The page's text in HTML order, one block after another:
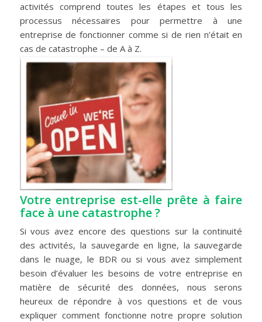
activités comprend toutes les étapes et tous les
processus nécessaires pour permettre à une
entreprise de fonctionner comme si de rien n’était en
cas de catastrophe – de A à Z.
Votre entreprise est-elle prête à faire
face à une catastrophe ?
Si vous avez encore des questions sur la continuité
des activités, la sauvegarde en ligne, la sauvegarde
dans le nuage, le BDR ou si vous avez simplement
besoin d’évaluer les besoins de votre entreprise en
matière de sécurité des données, nous serons
heureux de répondre à vos questions et de vous
expliquer comment fonctionne notre propre solution